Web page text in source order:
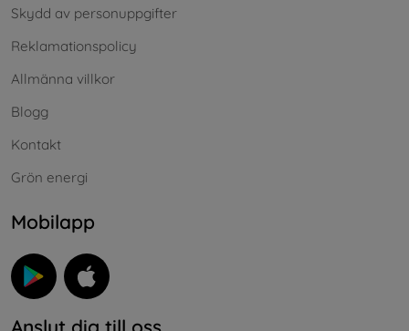
Skydd av personuppgifter
Reklamationspolicy
Allmänna villkor
Blogg
Kontakt
Grön energi
Mobilapp
Anslut dig till oss